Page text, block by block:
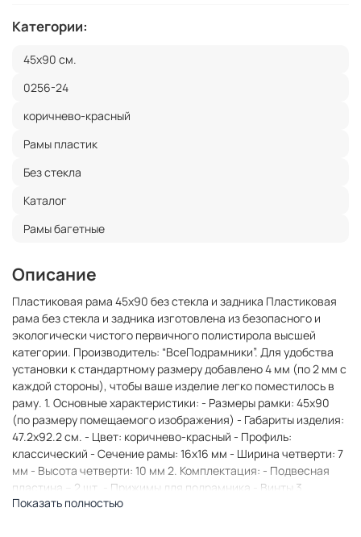
Категории:
45x90 см.
0256-24
коричнево-красный
Рамы пластик
Без стекла
Каталог
Рамы багетные
Описание
Пластиковая рама 45x90 без стекла и задника Пластиковая
рама без стекла и задника изготовлена из безопасного и
экологически чистого первичного полистирола высшей
категории. Производитель: “ВсеПодрамники”. Для удобства
установки к стандартному размеру добавлено 4 мм (по 2 мм с
каждой стороны), чтобы ваше изделие легко поместилось в
раму. 1. Основные характеристики: - Размеры рамки: 45x90
(по размеру помещаемого изображения) - Габариты изделия:
47.2x92.2 см. - Цвет: коричнево-красный - Профиль:
классический - Сечение рамы: 16x16 мм - Ширина четверти: 7
мм - Высота четверти: 10 мм 2. Комплектация: - Подвесная
пластина – 2 шт. - Прижимы для подрамника - Винты 3.
Назначение: - Подходит для оформления: • Картин, включая
Показать полностью